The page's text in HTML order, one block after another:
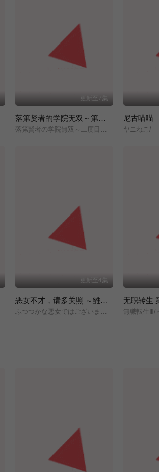
更新至7集
落第贤者的学院无双～第二次转生的S级开外挂魔术师冒险录～ 尼古喵喵
ヤニねこ/
更新至4集
恶女不才，请多关照 ～雏宫蝶鼠换身传～